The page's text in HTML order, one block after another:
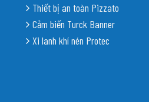
Thiết bị an toàn Pizzato
Cảm biến Turck Banner
Xi lanh khí nén Protec